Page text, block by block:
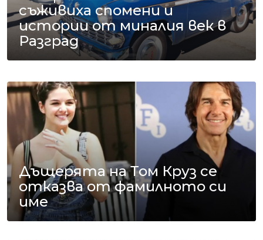
съживиха спомени и
истории от миналия век в
Разград
Дъщерята на Том Круз се
отказва от фамилното си
име